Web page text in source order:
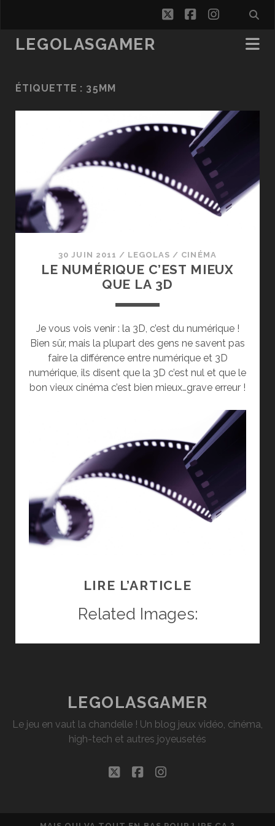
twitterfacebook
LEGOLASGAMER
ÉTIQUETTE : 35MM
30 JUIN 2011 / LEGOLAS / CINÉMA
LE NUMÉRIQUE C’EST MIEUX
QUE LA 3D
Je vous vois venir : la 3D, c’est du numérique !
Bien sûr, mais la plupart des gens ne savent pas
faire la différence entre numérique et 3D
numérique, ils disent que la 3D c’est nul et que le
bon vieux cinéma c’est bien mieux…grave erreur !
LIRE L’ARTICLE
LA
3D
Related Images:
LEGOLASGAMER
Le jeu en vaut la chandelle ! Un blog jeux vidéo, cinéma,
high-tech et autres joyeusetés
twitterfacebookinstagram